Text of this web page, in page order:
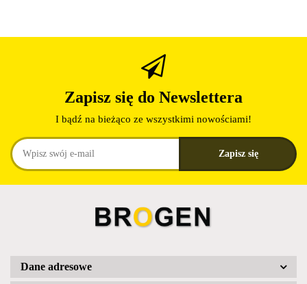
Zapisz się do Newslettera
I bądź na bieżąco ze wszystkimi nowościami!
Dane adresowe